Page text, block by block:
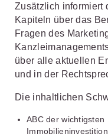
Zusätzlich informiert
Kapiteln über das
Fragen des
über alle aktuellen
und in der
Die inhaltlichen
ABC der wichtigsten